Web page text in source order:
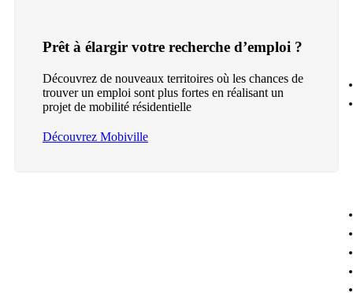
Prêt à élargir votre recherche d’emploi ?
Découvrez de nouveaux territoires où les chances de
trouver un emploi sont plus fortes en réalisant un
projet de mobilité résidentielle
Découvrez Mobiville